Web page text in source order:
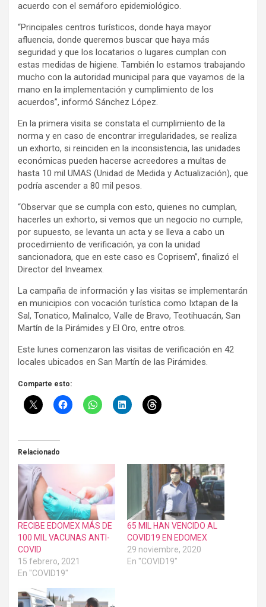
acuerdo con el semáforo epidemiológico.
“Principales centros turísticos, donde haya mayor
afluencia, donde queremos buscar que haya más
seguridad y que los locatarios o lugares cumplan con
estas medidas de higiene. También lo estamos trabajando
mucho con la autoridad municipal para que vayamos de la
mano en la implementación y cumplimiento de los
acuerdos”, informó Sánchez López.
En la primera visita se constata el cumplimiento de la
norma y en caso de encontrar irregularidades, se realiza
un exhorto, si reinciden en la inconsistencia, las unidades
económicas pueden hacerse acreedores a multas de
hasta 10 mil UMAS (Unidad de Medida y Actualización), que
podría ascender a 80 mil pesos.
“Observar que se cumpla con esto, quienes no cumplan,
hacerles un exhorto, si vemos que un negocio no cumple,
por supuesto, se levanta un acta y se lleva a cabo un
procedimiento de verificación, ya con la unidad
sancionadora, que en este caso es Coprisem”, finalizó el
Director del Inveamex.
La campaña de información y las visitas se implementarán
en municipios con vocación turística como Ixtapan de la
Sal, Tonatico, Malinalco, Valle de Bravo, Teotihuacán, San
Martín de la Pirámides y El Oro, entre otros.
Este lunes comenzaron las visitas de verificación en 42
locales ubicados en San Martín de las Pirámides.
Comparte esto:
Relacionado
RECIBE EDOMEX MÁS DE
100 MIL VACUNAS ANTI-
COVID
15 febrero, 2021
En "COVID19"
65 MIL HAN VENCIDO AL
COVID19 EN EDOMEX
29 noviembre, 2020
En "COVID19"